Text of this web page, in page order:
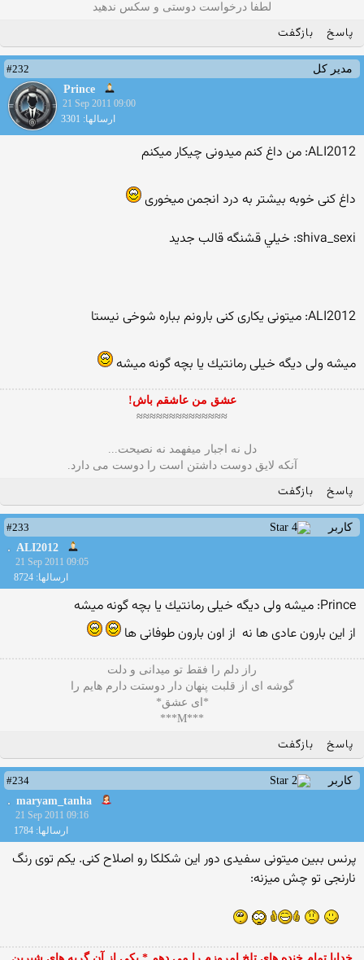
لطفا درخواست دوستی و سکس ندهید
پاسخ بازگفت
مدیر کل
#232
Prince
21 Sep 2011 09:00
ارسالها: 3301
ALI2012: من داغ کنم میدونی چیکار میکنم
داغ كنی خوبه بیشتر به درد انجمن میخوری
shiva_sexi: خيلي قشنگه قالب جديد
ALI2012: میتونی یکاری کنی بارونم بباره شوخی نیستا
میشه ولی دیگه خیلی رمانتیك یا بچه گونه میشه
عشق من عاشقم باش!
≈≈≈≈≈≈≈≈≈≈≈≈≈≈
دل نه اجبار میفهمد نه نصیحت...
آنکه لایق دوست داشتن است را دوست می دارد.
پاسخ بازگفت
کاربر
#233
ALI2012
21 Sep 2011 09:05
ارسالها: 8724
Prince: میشه ولی دیگه خیلی رمانتیك یا بچه گونه میشه
از این بارون عادی ها نه از اون بارون طوفانی ها
راز دلم را فقط تو میدانی و دلت
گوشه ای از قلبت پنهان دار دوستت دارم هایم را
*ای عشق*
***M***
پاسخ بازگفت
کاربر
#234
maryam_tanha
21 Sep 2011 09:16
ارسالها: 1784
پرنس ببین میتونی سفیدی دور این شكلكا رو اصلاح كنی. یكم توی رنگ
نارنجی تو چش میزنه: